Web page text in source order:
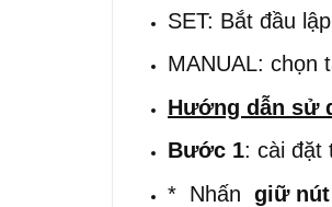
SET: Bắt đầu
MANUAL: chọn
Hướng dẫn sử
Bước 1: cài đặt
* Nhấn giữ nút